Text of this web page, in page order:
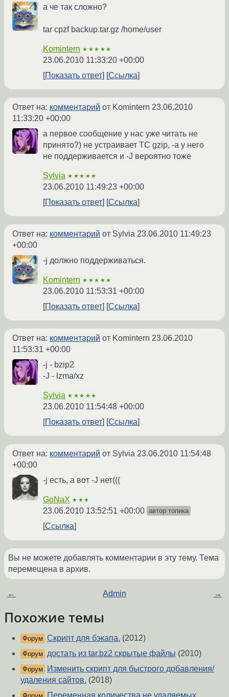
а че так сложно?
tar cpzf backup.tar.gz /home/user
Komintern ★★★★★
23.06.2010 11:33:20 +00:00
Показать ответ
Ссылка
Ответ на: комментарий от Komintern 23.06.2010
11:33:20 +00:00
а первое сообщение у нас уже читать не
принято?) не устраивает ТС gzip, -a у него
не поддерживается и -J вероятно тоже
Sylvia ★★★★★
23.06.2010 11:49:23 +00:00
Показать ответ
Ссылка
Ответ на: комментарий от Sylvia 23.06.2010 11:49:23
+00:00
-j должно поддерживаться.
Komintern ★★★★★
23.06.2010 11:53:31 +00:00
Показать ответ
Ссылка
Ответ на: комментарий от Komintern 23.06.2010
11:53:31 +00:00
-j - bzip2
-J - lzma/xz
Sylvia ★★★★★
23.06.2010 11:54:48 +00:00
Показать ответ
Ссылка
Ответ на: комментарий от Sylvia 23.06.2010 11:54:48
+00:00
-j есть, а вот -J нет(((
GoNaX ★★★
23.06.2010 13:52:51 +00:00 автор топика
Ссылка
Вы не можете добавлять комментарии в эту тему. Тема
перемещена в архив.
← Admin →
Похожие темы
Форум Скрипт для бэкапа. (2012)
Форум достать из tar.bz2 скрытые файлы (2010)
Форум
Изменить скрипт для быстрого добавления/
удаления сайтов. (2018)
Переменная количества не удаляемых